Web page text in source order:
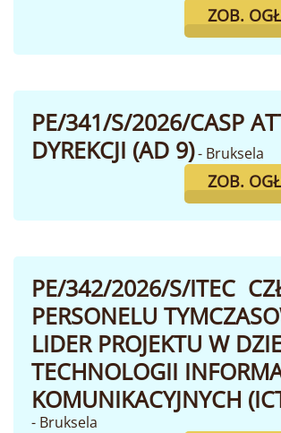
ZOB.
PE/341/S/2026/CASP
DYREKCJI (AD 9)- Bruksela
ZOB.
PE/342/2026/S/ITEC
PERSONELU
LIDER PROJEKTU W
TECHNOLOGII
KOMUNIKACYJNYCH
- Bruksela